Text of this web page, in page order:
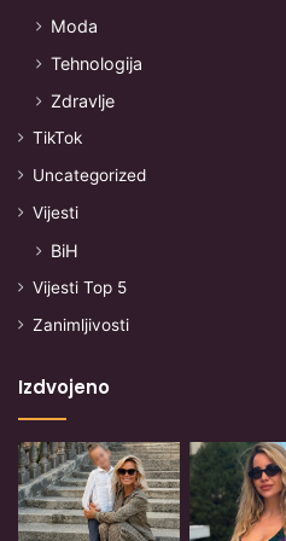
Moda
Tehnologija
Zdravlje
TikTok
Uncategorized
Vijesti
BiH
Vijesti Top 5
Zanimljivosti
Izdvojeno